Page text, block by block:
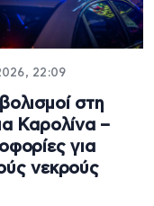
22:09
στη
Καρολίνα –
για
νεκρούς